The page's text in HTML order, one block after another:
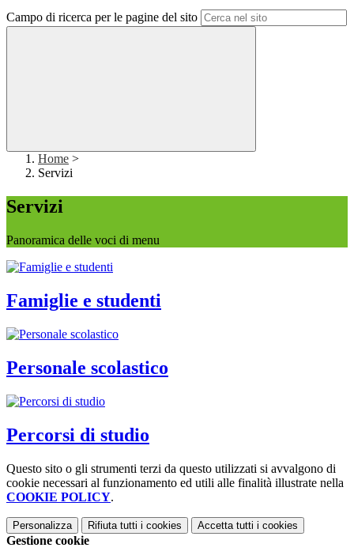
Campo di ricerca per le pagine del sito
Home >
Servizi
Servizi
Panoramica delle voci di menu
Famiglie e studenti
Personale scolastico
Percorsi di studio
Questo sito o gli strumenti terzi da questo utilizzati si avvalgono di
cookie necessari al funzionamento ed utili alle finalità illustrate nella
COOKIE POLICY.
Personalizza Rifiuta tutti i cookies Accetta tutti i cookies
Gestione cookie